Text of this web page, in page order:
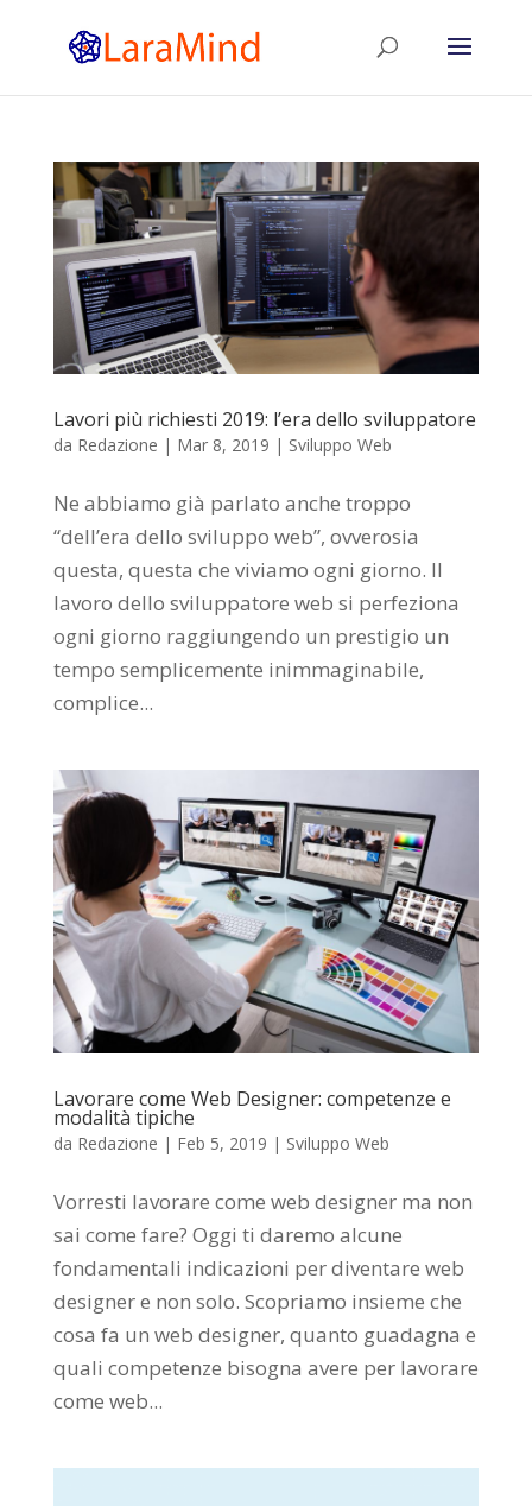
Lavori più richiesti 2019: l’era dello sviluppatore
da Redazione | Mar 8, 2019 | Sviluppo Web
Ne abbiamo già parlato anche troppo
“dell’era dello sviluppo web”, ovverosia
questa, questa che viviamo ogni giorno. Il
lavoro dello sviluppatore web si perfeziona
ogni giorno raggiungendo un prestigio un
tempo semplicemente inimmaginabile,
complice...
Lavorare come Web Designer: competenze e
modalità tipiche
da Redazione | Feb 5, 2019 | Sviluppo Web
Vorresti lavorare come web designer ma non
sai come fare? Oggi ti daremo alcune
fondamentali indicazioni per diventare web
designer e non solo. Scopriamo insieme che
cosa fa un web designer, quanto guadagna e
quali competenze bisogna avere per lavorare
come web...